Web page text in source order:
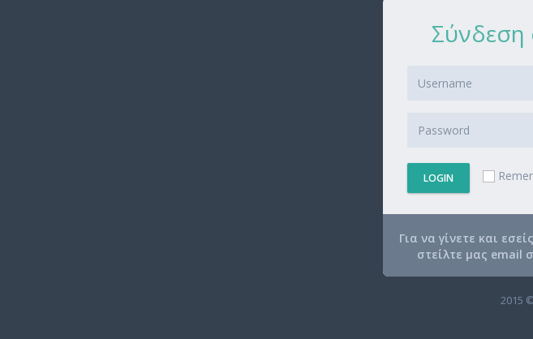
Σύνδεση
LOGIN
Για να γίνετε και
στείλτε μας email
2015